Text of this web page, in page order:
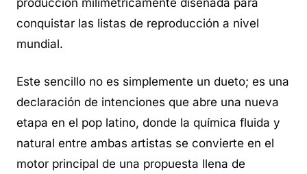
conquistar las listas de reproducción a nivel
mundial.
Este sencillo no es simplemente un dueto; es una
declaración de intenciones que abre una nueva
etapa en el pop latino, donde la química fluida y
natural entre ambas artistas se convierte en el
motor principal de una propuesta llena de